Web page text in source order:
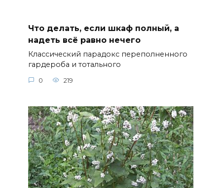
Что делать, если шкаф полный, а
надеть всё равно нечего
Классический парадокс переполненного
гардероба и тотального
0 219